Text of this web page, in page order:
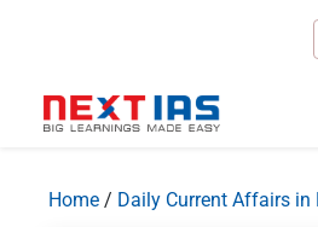
Home / Daily Current Affairs in